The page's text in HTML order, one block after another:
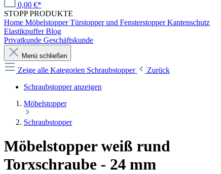
0,00 €*
STOPP PRODUKTE
Home Möbelstopper Türstopper und Fensterstopper Kantenschutz
Elastikpuffer Blog
Privatkunde Geschäftskunde
Menü schließen
Zeige alle Kategorien Schraubstopper
Zurück
Schraubstopper anzeigen
Möbelstopper
Schraubstopper
Möbelstopper weiß rund
Torxschraube - 24 mm